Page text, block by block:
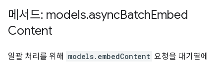
메서드: models.asyncBatchEmbed
Content
일괄 처리를 위해 models.embedContent 요청을 대기열에